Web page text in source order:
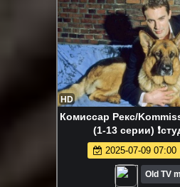
HD
Комиссар Рекс/
(1-13 серии)
2025-07-09 07:00
Old TV